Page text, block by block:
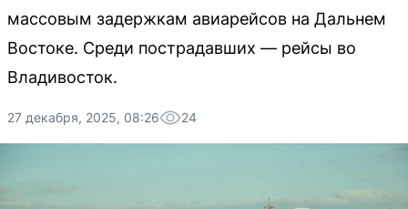
массовым задержкам авиарейсов на Дальнем
Востоке. Среди пострадавших — рейсы во
Владивосток.
27 декабря, 2025, 08:26 24